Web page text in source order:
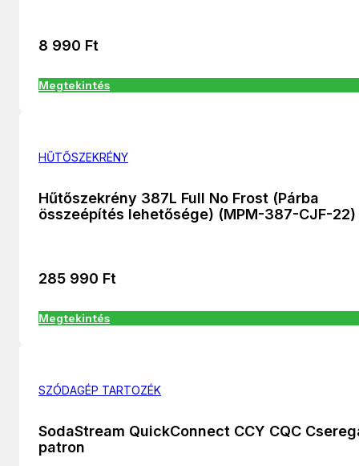
8 990 Ft
Megtekintés
HŰTŐSZEKRÉNY
Hűtőszekrény 387L Full No Frost (Párba
összeépítés lehetősége) (MPM-387-CJF-22)
285 990 Ft
Megtekintés
SZÓDAGÉP TARTOZÉK
SodaStream QuickConnect CCY CQC
patron